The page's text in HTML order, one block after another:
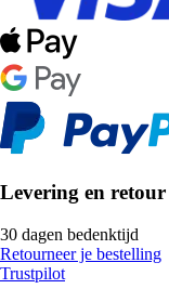
Levering en retour
30 dagen bedenktijd
Retourneer je bestelling
Trustpilot